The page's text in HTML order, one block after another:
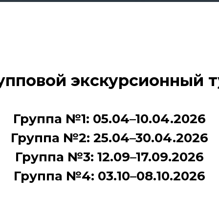
экскурсионный
Группа №1: 05.04–10.04.2026
Группа №2: 25.04–30.04.2026
Группа №3: 12.09–17.09.2026
Группа №4: 03.10–08.10.2026